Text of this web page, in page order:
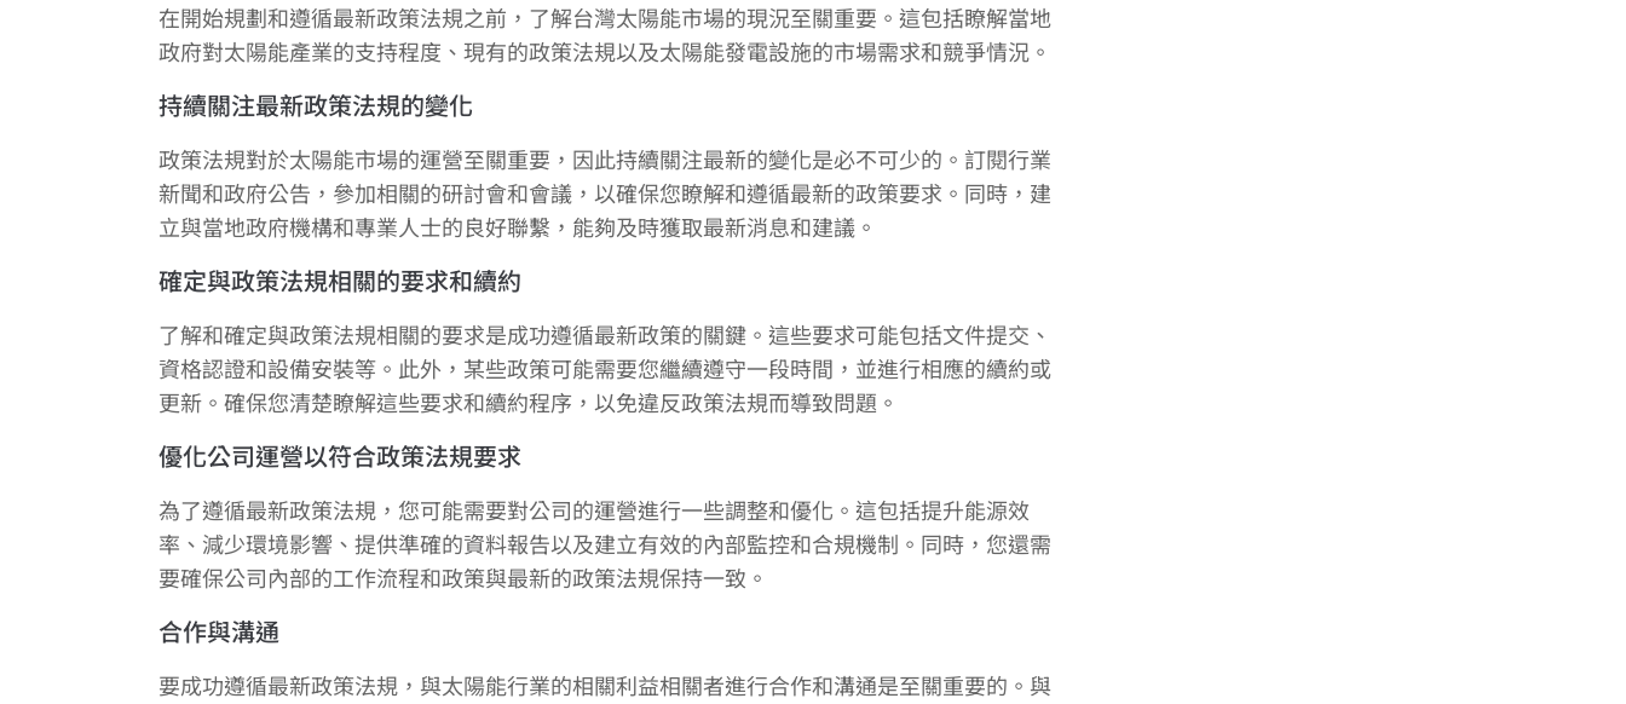
在開始規劃和遵循最新政策法規之前，了解台灣太陽能市場的現況至關重要。這包括瞭解當地
政府對太陽能產業的支持程度、現有的政策法規以及太陽能發電設施的市場需求和競爭情況。
持續關注最新政策法規的變化
政策法規對於太陽能市場的運營至關重要，因此持續關注最新的變化是必不可少的。訂閱行業
新聞和政府公告，參加相關的研討會和會議，以確保您瞭解和遵循最新的政策要求。同時，建
立與當地政府機構和專業人士的良好聯繫，能夠及時獲取最新消息和建議。
確定與政策法規相關的要求和續約
了解和確定與政策法規相關的要求是成功遵循最新政策的關鍵。這些要求可能包括文件提交、
資格認證和設備安裝等。此外，某些政策可能需要您繼續遵守一段時間，並進行相應的續約或
更新。確保您清楚瞭解這些要求和續約程序，以免違反政策法規而導致問題。
優化公司運營以符合政策法規要求
為了遵循最新政策法規，您可能需要對公司的運營進行一些調整和優化。這包括提升能源效
率、減少環境影響、提供準確的資料報告以及建立有效的內部監控和合規機制。同時，您還需
要確保公司內部的工作流程和政策與最新的政策法規保持一致。
合作與溝通
要成功遵循最新政策法規，與太陽能行業的相關利益相關者進行合作和溝通是至關重要的。與